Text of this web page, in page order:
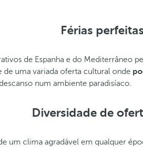
Férias
de Espanha e do Mediterrâneo
de uma variada oferta cultural onde
num ambiente paradisíaco.
Diversidade de
um clima agradável em qualquer